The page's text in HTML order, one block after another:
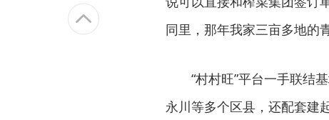
同里，那年我家三亩多地的
“村村旺”平台一手联结
永川等多个区县，还配套建